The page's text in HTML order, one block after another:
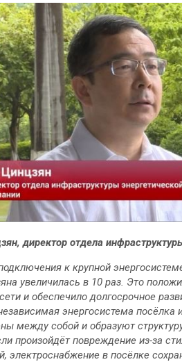
директор отдела
к крупной
увеличилась в 10 раз. Это
и обеспечило долгосрочное
энергосистема посёлка
между собой и образуют
произойдёт повреждение из-за
электроснабжение в посёлке